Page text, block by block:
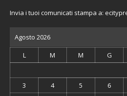
Invia i tuoi comunicati stampa a:
Agosto 2026
L M M G
3
4 5 6